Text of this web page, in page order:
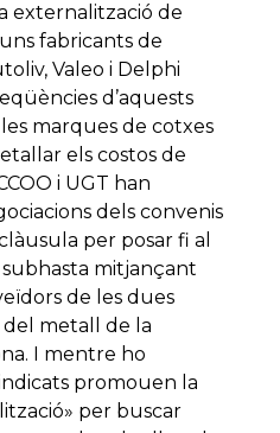
externalització de
fabricants de
Valeo i Delphi
d’aquests
marques de cotxes
els costos de
i UGT han
dels convenis
per posar fi al
mitjançant
de les dues
del metall de la
I mentre ho
promouen la
per buscar